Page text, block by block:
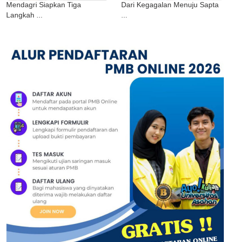
Mendagri Siapkan Tiga
Langkah ...
Dari Kegagalan Menuju Sapta